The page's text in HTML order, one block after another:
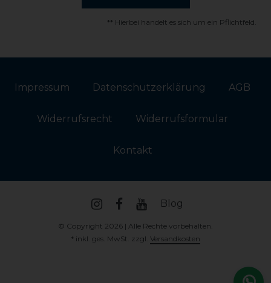
** Hierbei handelt es sich um ein Pflichtfeld.
Impressum Daten­schutz­erklärung AGB
Widerrufs­recht Widerrufs­formular
Kontakt
Blog
© Copyright 2026 | Alle Rechte vorbehalten.
* inkl. ges. MwSt. zzgl. Versandkosten